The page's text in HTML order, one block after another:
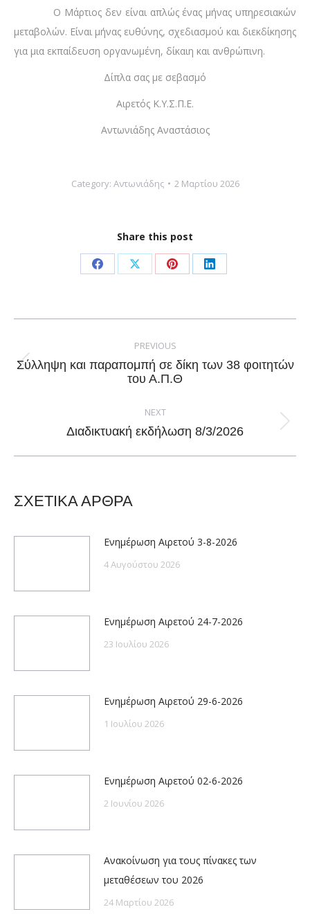
Ο Μάρτιος δεν είναι απλώς ένας μήνας υπηρεσιακών
μεταβολών. Είναι μήνας ευθύνης, σχεδιασμού και διεκδίκησης
για μια εκπαίδευση οργανωμένη, δίκαιη και ανθρώπινη.
Δίπλα σας με σεβασμό
Αιρετός Κ.Υ.Σ.Π.Ε.
Αντωνιάδης Αναστάσιος
Category: Αντωνιάδης 2 Μαρτίου 2026
Share this post
Share
Facebook
Share
X
Share
Pinterest
Share
LinkedIn
navigation
PREVIOUS
Previous
Σύλληψη και παραπομπή σε δίκη των 38 φοιτητών
του Α.Π.Θ
NEXT
Next
Διαδικτυακή εκδήλωση 8/3/2026
ΣΧΕΤΙΚΑ ΑΡΘΡΑ
Ενημέρωση Αιρετού 3-8-2026
4 Αυγούστου 2026
Ενημέρωση Αιρετού 24-7-2026
23 Ιουλίου 2026
Ενημέρωση Αιρετού 29-6-2026
1 Ιουλίου 2026
Ενημέρωση Αιρετού 02-6-2026
2 Ιουνίου 2026
Ανακοίνωση για τους πίνακες των
μεταθέσεων του 2026
24 Μαρτίου 2026